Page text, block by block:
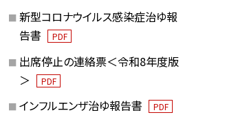
新型コロナウイルス感染症治ゆ報
告書
PDF
出席停止の連絡票＜令和8年度版
＞
PDF
インフルエンザ治ゆ報告書 PDF